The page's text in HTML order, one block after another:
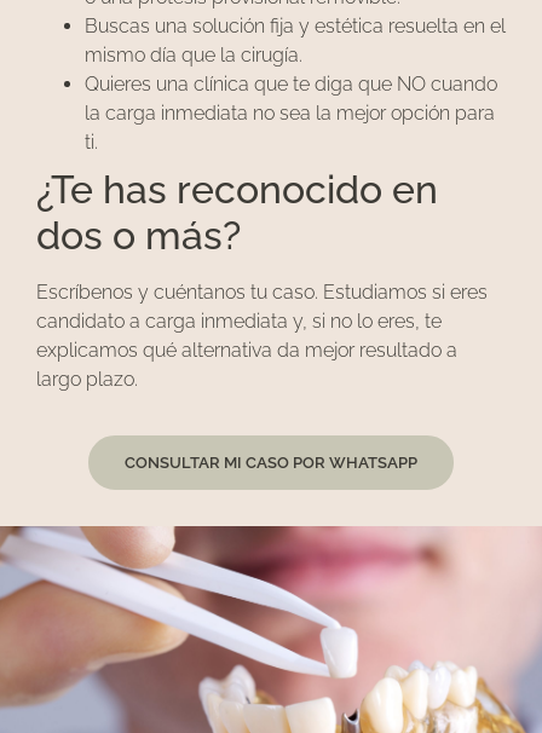
Buscas una solución fija y estética resuelta en el
mismo día que la cirugía.
Quieres una clínica que te diga que NO cuando
la carga inmediata no sea la mejor opción para
ti.
¿Te has reconocido en
dos o más?
Escríbenos y cuéntanos tu caso. Estudiamos si eres
candidato a carga inmediata y, si no lo eres, te
explicamos qué alternativa da mejor resultado a
largo plazo.
CONSULTAR MI CASO POR WHATSAPP